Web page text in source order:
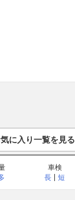
に入り一覧を見る
車検
長
短